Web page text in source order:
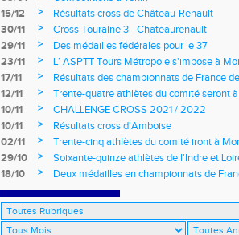
15/12
>
Résultats cross de Château-Renault
30/11
>
Cross Touraine 3 - Chateaurenault
29/11
>
Des médailles fédérales pour le 37
23/11
>
L’ ASPTT Tours Métropole s'impose à
17/11
>
Résultats des championnats de France
12/11
>
Trente-quatre athlètes du comité seront
10/11
>
CHALLENGE CROSS 2021 / 2022
10/11
>
Résultats cross d'Amboise
02/11
>
Trente-cinq athlètes du comité iront à
29/10
>
Soixante-quinze athlètes de l'Indre et
régionaux de cross-country 2021
18/10 > Deux médailles en championnats de